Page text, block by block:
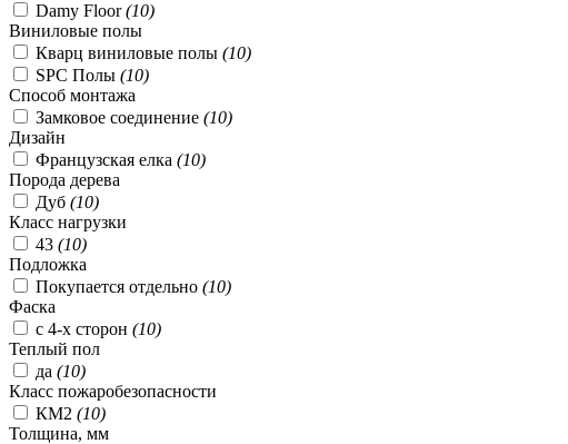
Damy Floor(10)
Виниловые полы
Кварц виниловые полы (10)
SPC Полы (10)
Способ монтажа
Замковое соединение (10)
Дизайн
Французская елка (10)
Порода дерева
Дуб (10)
Класс нагрузки
43 (10)
Подложка
Покупается отдельно (10)
Фаска
с 4-х сторон (10)
Теплый пол
да (10)
Класс пожаробезопасности
КМ2 (10)
Толщина, мм